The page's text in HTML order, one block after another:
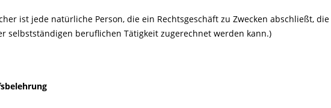
ist jede natürliche Person, die ein Rechtsgeschäft zu Zwecken abschließt,
selbstständigen beruflichen Tätigkeit zugerechnet werden kann.)